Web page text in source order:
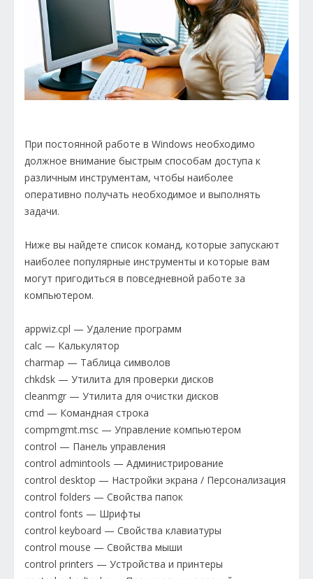
При постоянной работе в Windows необходимо
должное внимание быстрым способам доступа к
различным инструментам, чтобы наиболее
оперативно получать необходимое и выполнять
задачи.
Ниже вы найдете список команд, которые запускают
наиболее популярные инструменты и которые вам
могут пригодиться в повседневной работе за
компьютером.
appwiz.cpl — Удаление программ
calc — Калькулятор
charmap — Таблица символов
chkdsk — Утилита для проверки дисков
cleanmgr — Утилита для очистки дисков
cmd — Командная строка
compmgmt.msc — Управление компьютером
control — Панель управления
control admintools — Администрирование
control desktop — Настройки экрана / Персонализация
control folders — Свойства папок
control fonts — Шрифты
control keyboard — Свойства клавиатуры
control mouse — Свойства мыши
control printers — Устройства и принтеры